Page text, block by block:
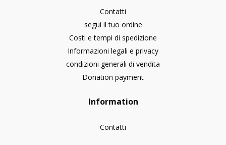
Contatti
segui il tuo ordine
Costi e tempi di spedizione
Informazioni legali e privacy
condizioni generali di vendita
Donation payment
Information
Contatti